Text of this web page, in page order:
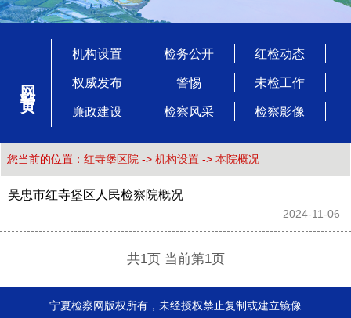
网站首页
机构设置 检务公开 红检动态
权威发布 警惕 未检工作
廉政建设 检察风采 检察影像
您当前的位置： 红寺堡区院 -> 机构设置-> 本院概况
吴忠市红寺堡区人民检察院概况
2024-11-06
共1页 当前第1页
宁夏检察网版权所有，未经授权禁止复制或建立镜像